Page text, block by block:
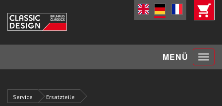
MENÜ Toggle
Service Ersatzteile